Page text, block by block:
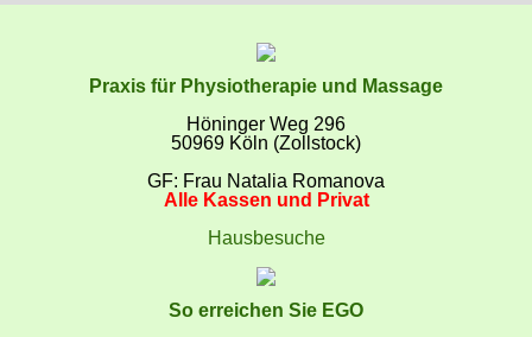
EGO-Praxis für
Physiotherapie und
Massage Köln-Zollstock
Praxis für Physiotherapie und Massage
Höninger Weg 296
50969 Köln (Zollstock)
GF: Frau Natalia Romanova
Alle Kassen und Privat
Hausbesuche
So erreichen Sie EGO